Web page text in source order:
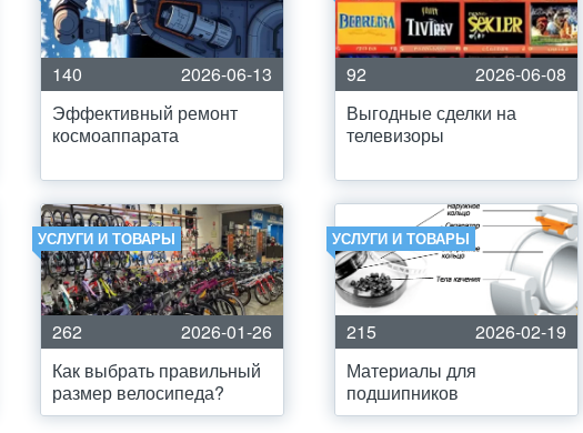
140
2026-06-13
Эффективный ремонт
космоаппарата
92
2026-06-08
Выгодные сделки на
телевизоры
УСЛУГИ И ТОВАРЫ
262
2026-01-26
Как выбрать правильный
размер велосипеда?
УСЛУГИ И ТОВАРЫ
215
2026-02-19
Материалы для
подшипников